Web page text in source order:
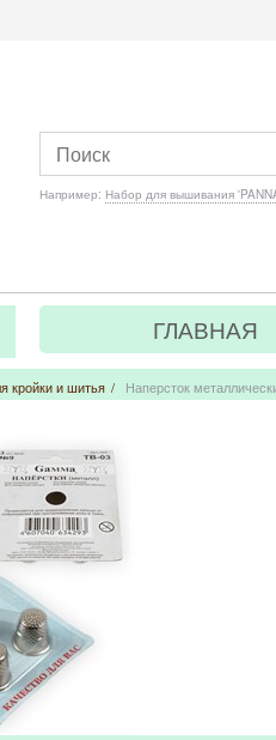
Например: Набор для вышивания
ГЛАВНАЯ
кройки и шитья / Наперсток